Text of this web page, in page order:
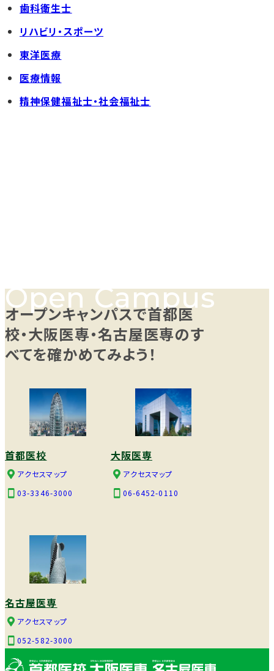
歯科衛生士
リハビリ・スポーツ
東洋医療
医療情報
精神保健福祉士・社会福祉士
オープンキャンパスで首都医
校・大阪医専・名古屋医専のす
べてを確かめてみよう！
首都医校
アクセスマップ
03-3346-3000
大阪医専
アクセスマップ
06-6452-0110
名古屋医専
アクセスマップ
052-582-3000